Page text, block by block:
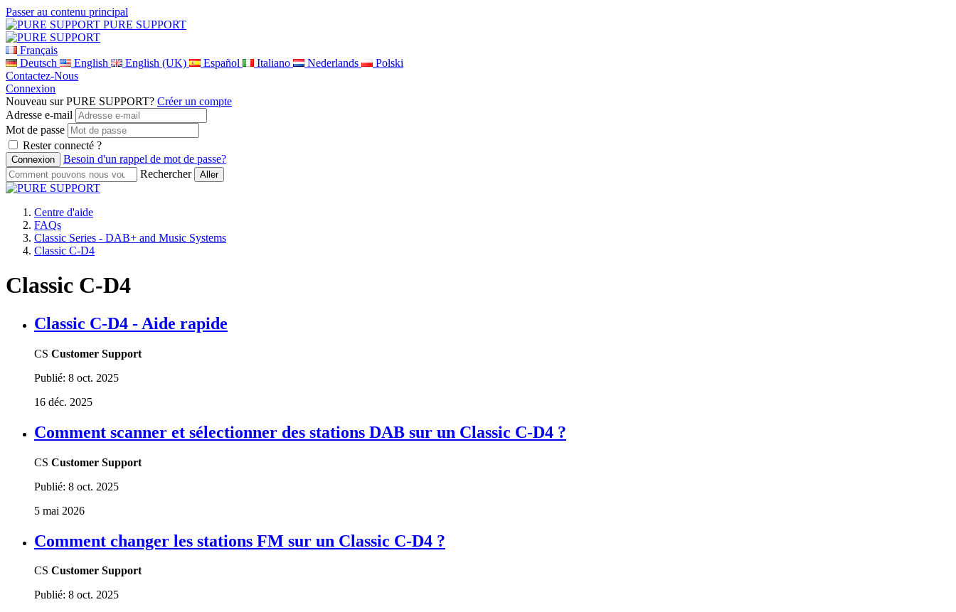
Passer au contenu principal
PURE SUPPORT
Français
Deutsch
English English (UK) Español Italiano Nederlands
Polski
Contactez-Nous
Connexion
Nouveau sur PURE SUPPORT? Créer un compte
Adresse e-mail
Mot de passe
Rester connecté ?
Besoin d'un rappel de mot de passe?
Rechercher
Centre d'aide
FAQs
Classic Series - DAB+ and Music Systems
Classic C-D4
Classic C-D4
Classic C-D4 - Aide rapide
CS Customer Support
Publié: 8 oct. 2025
16 déc. 2025
Comment scanner et sélectionner des stations DAB sur un Classic C-D4 ?
CS Customer Support
Publié: 8 oct. 2025
5 mai 2026
Comment changer les stations FM sur un Classic C-D4 ?
CS Customer Support
Publié: 8 oct. 2025